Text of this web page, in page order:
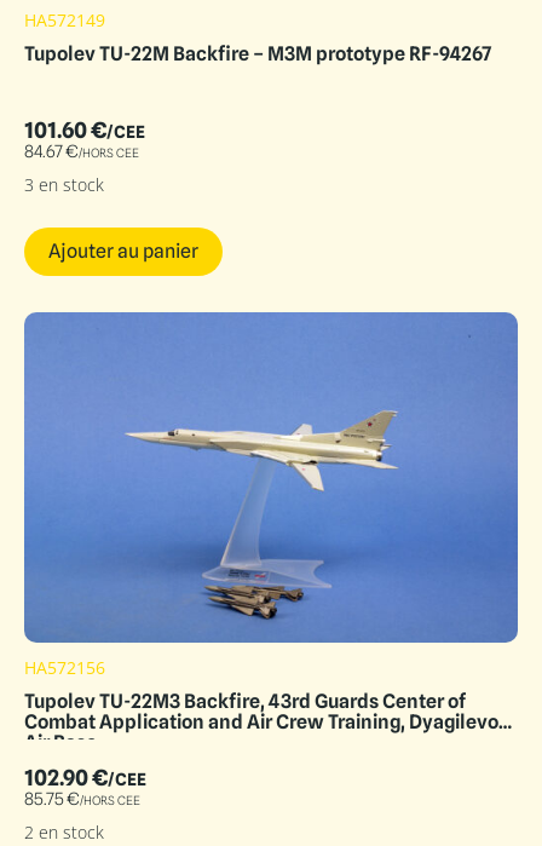
HA572149
Tupolev TU-22M Backfire – M3M prototype RF-94267
101.60€/CEE
84.67€/HORS CEE
3 en stock
Ajouter au panier
HA572156
Tupolev TU-22M3 Backfire, 43rd Guards Center of
Combat Application and Air Crew Training, Dyagilevo
Air Base
102.90€/CEE
85.75€/HORS CEE
2 en stock